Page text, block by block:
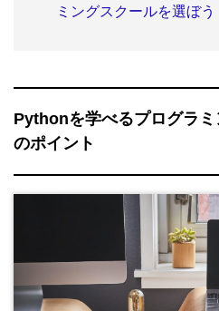
ミングスクールを選ぼう
Pythonを学べるプログラ
のポイント